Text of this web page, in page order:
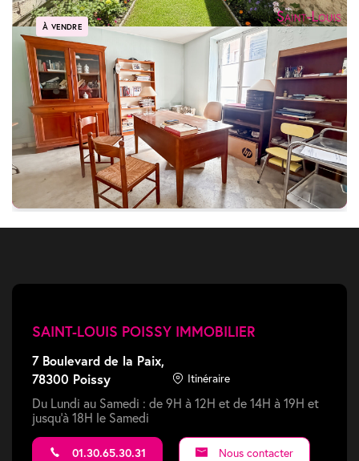
À VENDRE
Poissy - Centre ville - Maison de caractère du XIX siècle
POISSY
385 000 € Ref: 105610
150 m² 7 pièces 5 chambres
SAINT-LOUIS POISSY IMMOBILIER
7 Boulevard de la Paix,
78300 Poissy
Itinéraire
Du Lundi au Samedi : de 9H à 12H et de 14H à 19H et
jusqu'à 18H le Samedi
01.30.65.30.31 Nous contacter